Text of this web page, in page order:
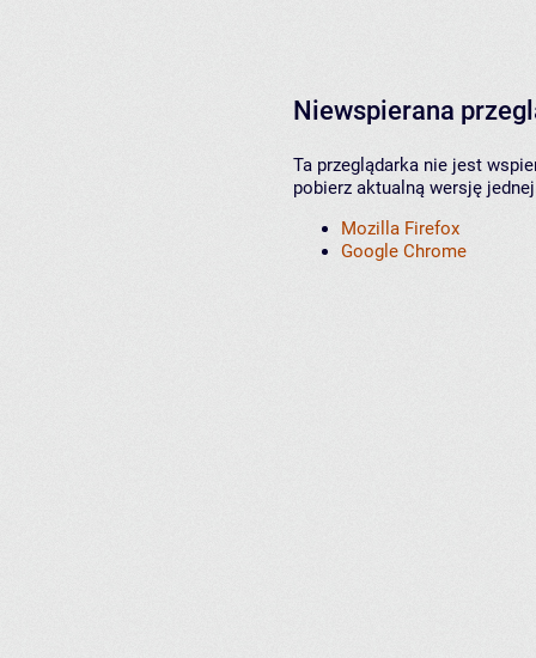
Niewspierana
Ta przeglądarka nie jest
pobierz aktualną wersję
Mozilla Firefox
Google Chrome